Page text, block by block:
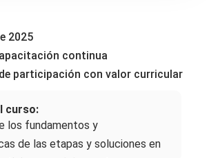
2025
continua
participación con valor curricular
curso:
los fundamentos y
de las etapas y soluciones en